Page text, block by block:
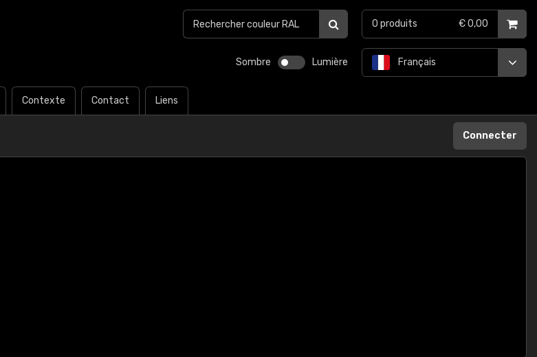
Sombre Lumière
Contexte Contact Liens
Français
0 produits € 0,00
Connecter